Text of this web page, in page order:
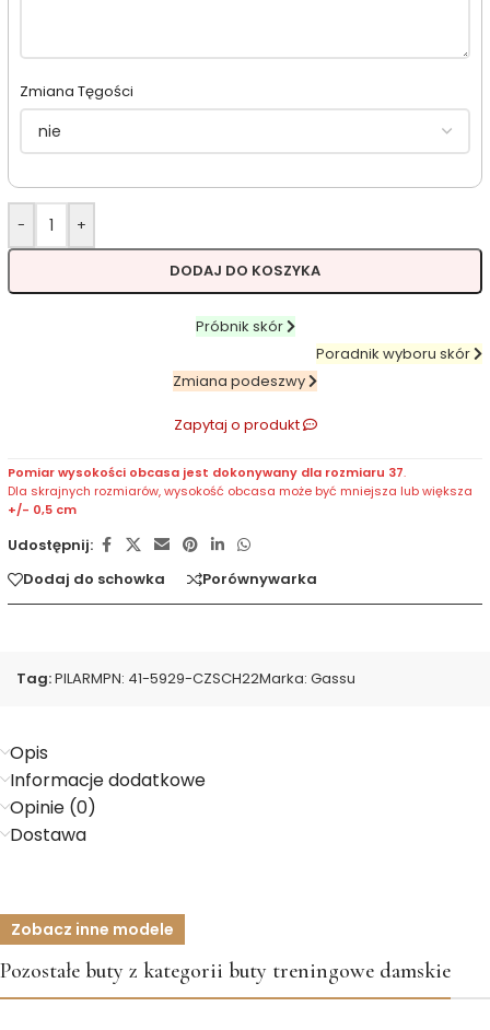
Zmiana Tęgości
- +
DODAJ DO KOSZYKA
Próbnik skór
Poradnik wyboru skór
Zmiana podeszwy
Zapytaj o produkt
Pomiar wysokości obcasa jest dokonywany dla rozmiaru 37.
Dla skrajnych rozmiarów, wysokość obcasa może być mniejsza lub większa
+/- 0,5 cm
Udostępnij:
Dodaj do schowka
Porównywarka
Tag:PILARMPN: 41-5929-CZSCH22Marka: Gassu
Opis
Informacje dodatkowe
Opinie (0)
Dostawa
Zobacz inne modele
Pozostałe buty z kategorii buty treningowe damskie